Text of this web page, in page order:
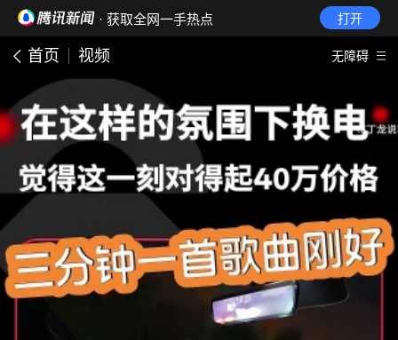
· 获取全网一手热点 打开
首页 视频 无障碍